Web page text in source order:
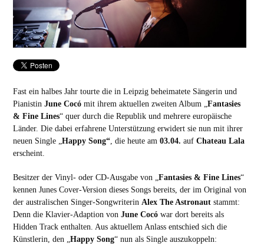
Fast ein halbes Jahr tourte die in Leipzig beheimatete Sängerin und
Pianistin June Cocómit ihrem aktuellen zweiten Album „ Fantasies
& Fine Lines“ quer durch die Republik und mehrere europäische
Länder. Die dabei erfahrene Unterstützung erwidert sie nun mit ihrer
neuen Single „ Happy Song“, die heute am 03.04. auf Chateau Lala
erscheint.
Besitzer der Vinyl- oder CD-Ausgabe von „ Fantasies & Fine Lines“
kennen Junes Cover-Version dieses Songs bereits, der im Original von
der australischen Singer-Songwriterin Alex The Astronautstammt:
Denn die Klavier-Adaption von June Cocówar dort bereits als
Hidden Track enthalten. Aus aktuellem Anlass entschied sich die
Künstlerin, den „ Happy Song“ nun als Single auszukoppeln: